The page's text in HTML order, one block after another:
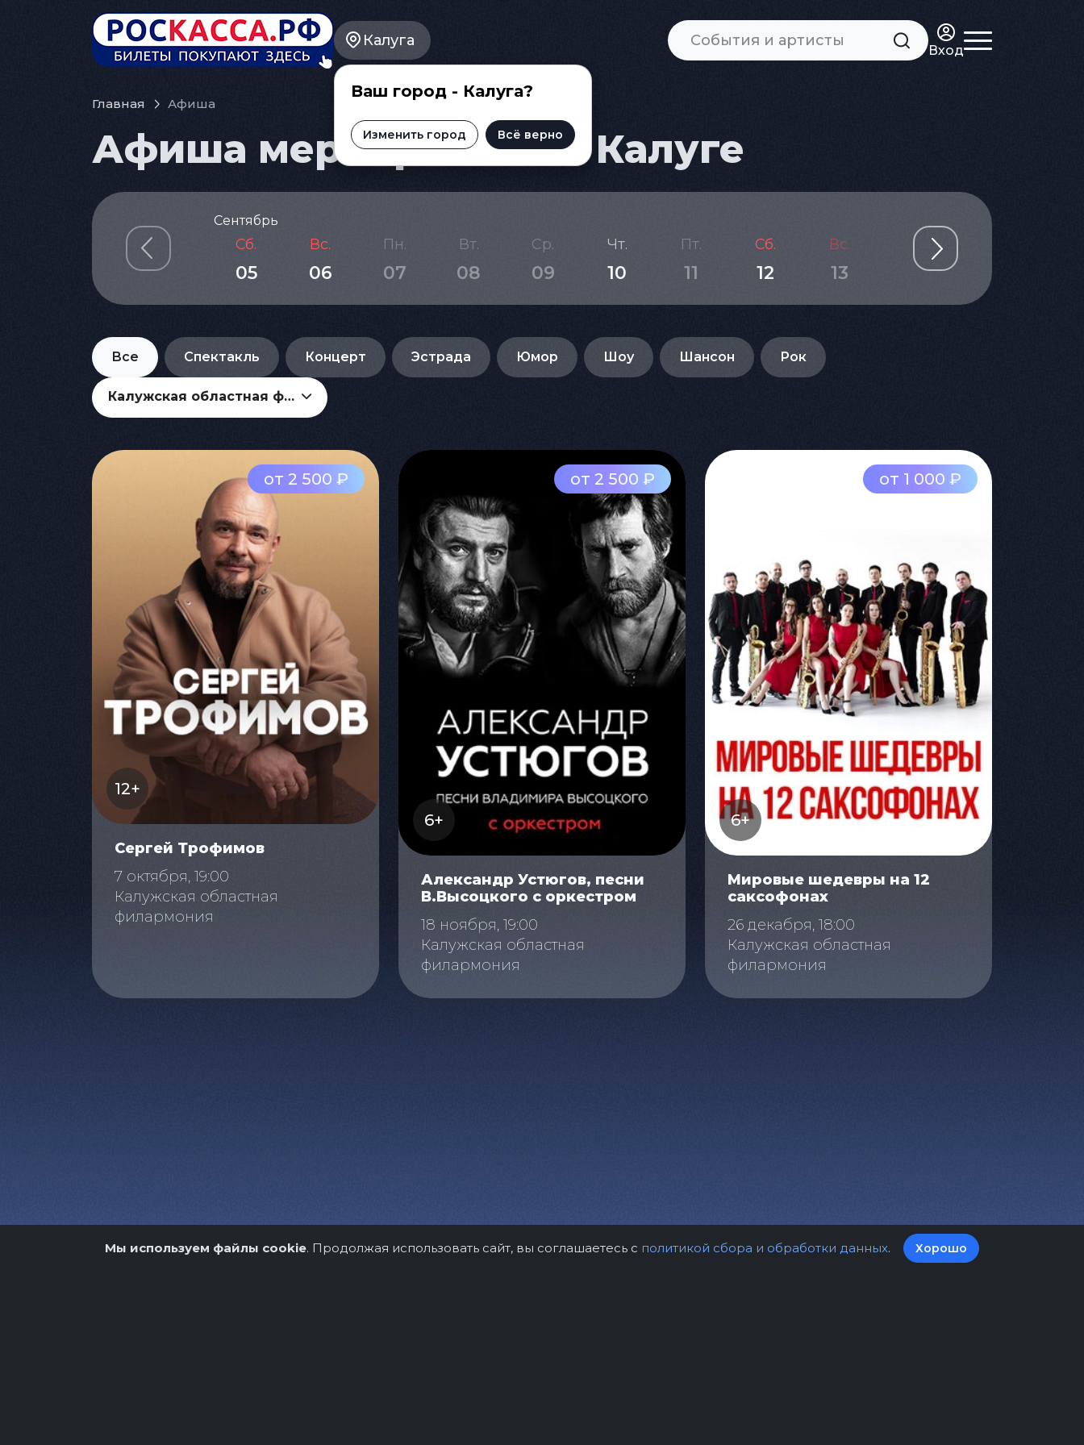
Калуга
Ваш город - Калуга?
Изменить город Всё верно
Вход
Главная Афиша
Афиша мероприятий в Калуге
Сентябрь
Сб.
05
Вс.
06
Пн.
07
Вт.
08
Ср.
09
Чт.
10
Пт.
11
Сб.
12
Вс.
13
Пн.
14 15
Все Спектакль Концерт Эстрада Юмор Шоу Шансон Рок
Калужская областная филармония
от 2 500 ₽
12+
Сергей Трофимов
7 октября, 19:00
Калужская областная
филармония
от 2 500 ₽
6+
Александр Устюгов, песни
В.Высоцкого с оркестром
18 ноября, 19:00
Калужская областная
филармония
от 1 000 ₽
6+
Мировые шедевры на 12
саксофонах
26 декабря, 18:00
Калужская областная
филармония
Мы используем файлы cookie. Продолжая использовать сайт, вы соглашаетесь с политикой сбора и обработки данных. Хорошо